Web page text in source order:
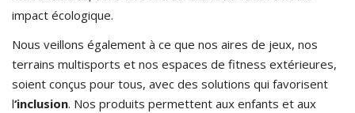
impact écologique.
Nous veillons également à ce que nos aires de jeux, nos
terrains multisports et nos espaces de fitness extérieures,
soient conçus pour tous, avec des solutions qui favorisent
l‘inclusion. Nos produits permettent aux enfants et aux